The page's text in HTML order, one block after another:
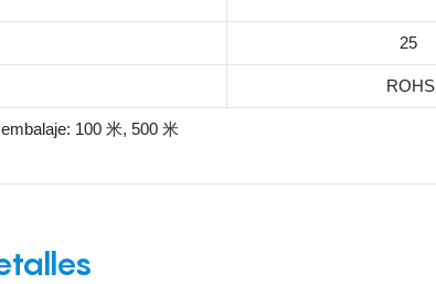
25
ROHS
100 米, 500 米